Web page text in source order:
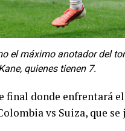
el máximo anotador del
quienes tienen 7.
final donde enfrentará
vs Suiza, que se